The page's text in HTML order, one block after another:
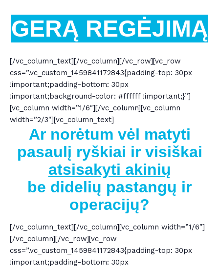
GERĄ REGĖJIMĄ
[/vc_column_text][/vc_column][/vc_row][vc_row
css=”.vc_custom_1459841172843{padding-top: 30px
!important;padding-bottom: 30px
!important;background-color: #ffffff !important;}”]
[vc_column width=”1/6″][/vc_column][vc_column
width=”2/3″][vc_column_text]
Ar norėtum vėl matyti
pasaulį ryškiai ir visiškai
atsisakyti akinių
be didelių pastangų ir
operacijų?
[/vc_column_text][/vc_column][vc_column width=”1/6″]
[/vc_column][/vc_row][vc_row
css=”.vc_custom_1459841172843{padding-top: 30px
!important;padding-bottom: 30px